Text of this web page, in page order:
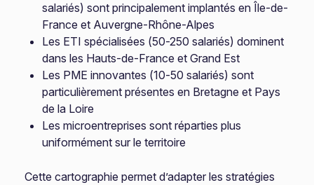
salariés) sont principalement implantés en Île-de-
France et Auvergne-Rhône-Alpes
Les ETI spécialisées (50-250 salariés) dominent
dans les Hauts-de-France et Grand Est
Les PME innovantes (10-50 salariés) sont
particulièrement présentes en Bretagne et Pays
de la Loire
Les microentreprises sont réparties plus
uniformément sur le territoire
Cette cartographie permet d’adapter les stratégies